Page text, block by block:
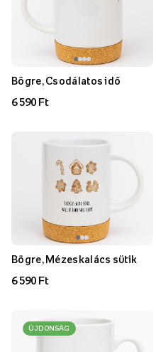
Bögre, Csodálatos idő
6 590 Ft
Bögre, Mézeskalács sütik
6 590 Ft
ÚJDONSÁG